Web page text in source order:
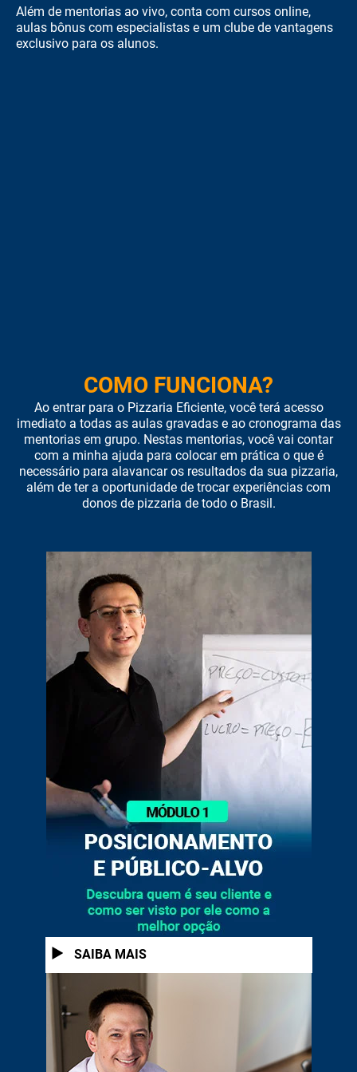
Além de mentorias ao vivo, conta com cursos online,
aulas bônus com especialistas e um clube de vantagens
exclusivo para os alunos.
COMO FUNCIONA?
Ao entrar para o Pizzaria Eficiente, você terá acesso
imediato a todas as aulas gravadas e ao cronograma das
mentorias em grupo. Nestas mentorias, você vai contar
com a minha ajuda para colocar em prática o que é
necessário para alavancar os resultados da sua pizzaria,
além de ter a oportunidade de trocar experiências com
donos de pizzaria de todo o Brasil.
1
SAIBA MAIS